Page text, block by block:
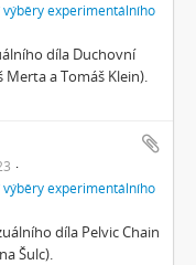
výběry experimentálního
díla Duchovní
Merta a Tomáš Klein).
výběry experimentálního
díla Pelvic Chain
Šulc).